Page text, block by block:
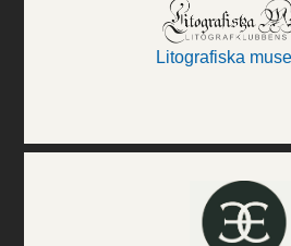
Litografiska